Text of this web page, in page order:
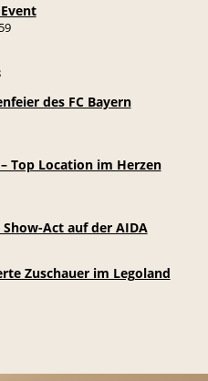
des FC Bayern
Top Location im Herzen
Act auf der AIDA
Zuschauer im Legoland